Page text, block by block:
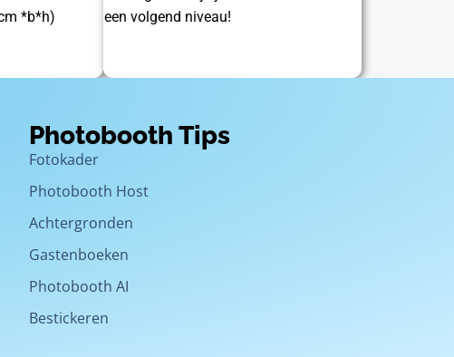
*b*h)
een volgend niveau!
Photobooth Tips
Fotokader
Photobooth Host
Achtergronden
Gastenboeken
Photobooth AI
Bestickeren